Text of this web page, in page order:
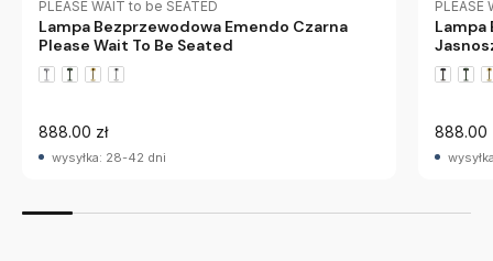
PLEASE WAIT to be SEATED
Lampa Bezprzewodowa Emendo Czarna
Please Wait To Be Seated
888.00 zł
wysyłka: 28-42 dni
PLEASE
Lampa
888.00